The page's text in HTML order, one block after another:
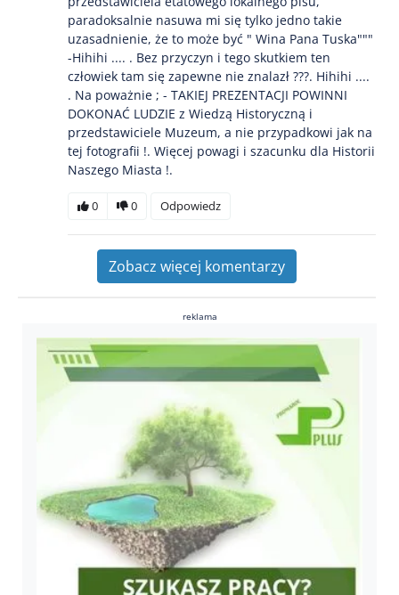
paradoksalnie nasuwa mi się tylko jedno takie
uzasadnienie, że to może być " Wina Pana Tuska"""
-Hihihi .... . Bez przyczyn i tego skutkiem ten
człowiek tam się zapewne nie znalazł ???. Hihihi ....
. Na poważnie ; - TAKIEJ PREZENTACJI POWINNI
DOKONAĆ LUDZIE z Wiedzą Historyczną i
przedstawiciele Muzeum, a nie przypadkowi jak na
tej fotografii !. Więcej powagi i szacunku dla Historii
Naszego Miasta !.
0 0 Odpowiedz
Zobacz więcej komentarzy
reklama